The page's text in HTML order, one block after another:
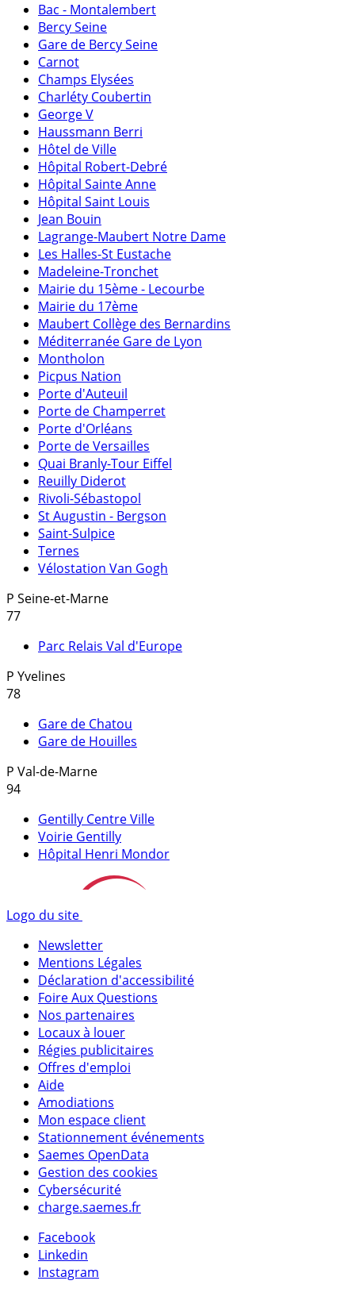
Bac - Montalembert
Bercy Seine
Gare de Bercy Seine
Carnot
Champs Elysées
Charléty Coubertin
George V
Haussmann Berri
Hôtel de Ville
Hôpital Robert-Debré
Hôpital Sainte Anne
Hôpital Saint Louis
Jean Bouin
Lagrange-Maubert Notre Dame
Les Halles-St Eustache
Madeleine-Tronchet
Mairie du 15ème - Lecourbe
Mairie du 17ème
Maubert Collège des Bernardins
Méditerranée Gare de Lyon
Montholon
Picpus Nation
Porte d'Auteuil
Porte de Champerret
Porte d'Orléans
Porte de Versailles
Quai Branly-Tour Eiffel
Reuilly Diderot
Rivoli-Sébastopol
St Augustin - Bergson
Saint-Sulpice
Ternes
Vélostation Van Gogh
P Seine-et-Marne
77
Parc Relais Val d'Europe
P Yvelines
78
Gare de Chatou
Gare de Houilles
P Val-de-Marne
94
Gentilly Centre Ville
Voirie Gentilly
Hôpital Henri Mondor
Logo du site
Newsletter
Mentions Légales
Déclaration d'accessibilité
Foire Aux Questions
Nos partenaires
Locaux à louer
Régies publicitaires
Offres d'emploi
Aide
Amodiations
Mon espace client
Stationnement événements
Saemes OpenData
Gestion des cookies
Cybersécurité
charge.saemes.fr
Facebook
Linkedin
Instagram